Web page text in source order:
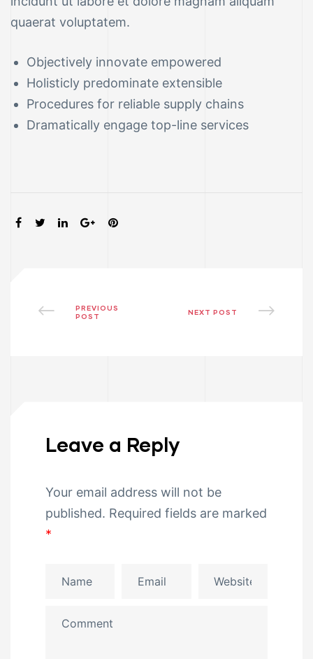
quaerat voluptatem.
Objectively innovate empowered
Holisticly predominate extensible
Procedures for reliable supply chains
Dramatically engage top-line services
SHARE:
PREVIOUS
POST
NEXT POST
Leave a Reply
Your email address will not be
published. Required fields are marked
*